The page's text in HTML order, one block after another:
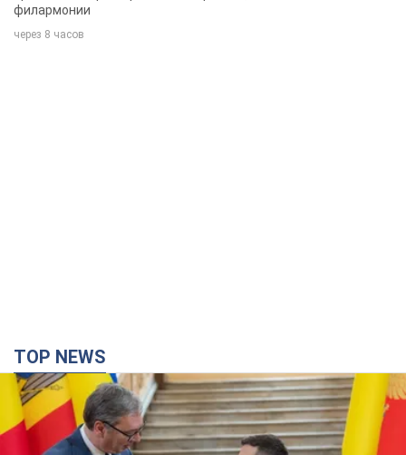
Зеленский впервые прибыл в Сербию:
запланирована встреча с Вучичем